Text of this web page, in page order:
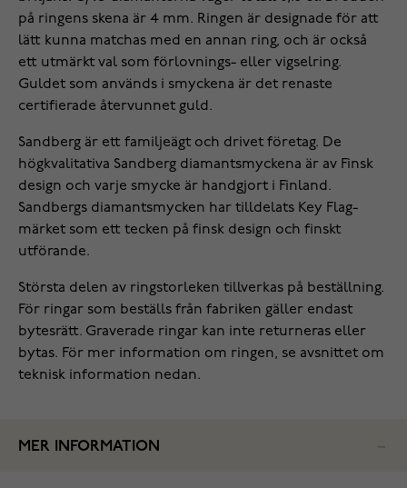
på ringens skena är 4 mm. Ringen är designade för att
lätt kunna matchas med en annan ring, och är också
ett utmärkt val som förlovnings- eller vigselring.
Guldet som används i smyckena är det renaste
certifierade återvunnet guld.
Sandberg är ett familjeägt och drivet företag. De
högkvalitativa Sandberg diamantsmyckena är av Finsk
design och varje smycke är handgjort i Finland.
Sandbergs diamantsmycken har tilldelats Key Flag-
märket som ett tecken på finsk design och finskt
utförande.
Största delen av ringstorleken tillverkas på beställning.
För ringar som beställs från fabriken gäller endast
bytesrätt. Graverade ringar kan inte returneras eller
bytas. För mer information om ringen, se avsnittet om
teknisk information nedan.
MER INFORMATION